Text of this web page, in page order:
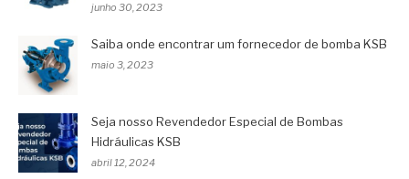
junho 30, 2023
Saiba onde encontrar um fornecedor de bomba KSB
maio 3, 2023
Seja nosso Revendedor Especial de Bombas
Hidráulicas KSB
abril 12, 2024